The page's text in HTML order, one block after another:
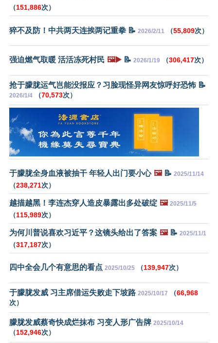
（151,886次）
猝不及防！中共两天连挨两记重拳 📝 2026/2/11 （55,809次）
强迫燃气取暖 活活冻死村民 🖼️▶️ 📝 2026/1/19 （306,417次）
抢于朦胧运气岂能没报应？习脸现怪异网友惊呼好恐怖 📝
2026/1/4 （70,573次）
于朦胧全身血液被抽干 年轻人出门要小心 🖼️📝 2025/11/14
（238,271次）
越描越黑！李连杰穿人造皮暴露出多处破绽 🖼️ 2025/11/5
（115,989次）
为何川普说喜欢习近平？这镜头给出了答案 🖼️📝 2025/11/1
（317,187次）
四中全会几个有意思的看点 2025/10/25 （139,947次）
于朦胧发威 习主席借运失败走下坡路 2025/10/17 （66,968
次）
朦胧发威蔡奇快成烂抹布 习变人形广告牌 2025/10/14
（152,946次）